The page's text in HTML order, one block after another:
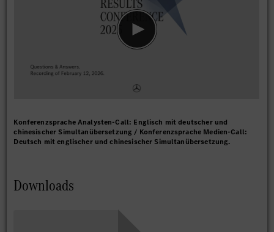
Konferenzsprache Analysten-Call: Englisch mit deutscher und
chinesischer Simultanübersetzung / Konferenzsprache Medien-Call:
Deutsch mit englischer und chinesischer Simultanübersetzung.
Downloads